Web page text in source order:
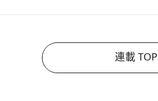
連載 TOP